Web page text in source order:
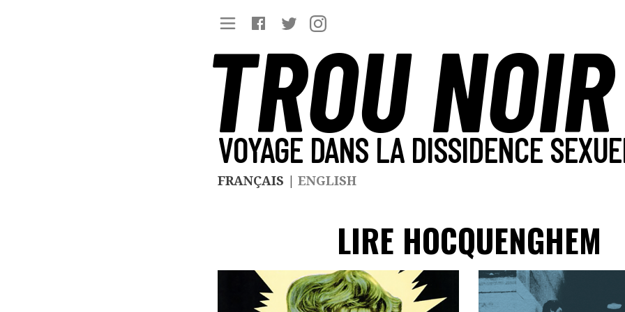
TROU NOIR
VOYAGE DANS LA DISSIDENCE
FRANÇAIS | ENGLISH
LIRE HOCQUENGHEM